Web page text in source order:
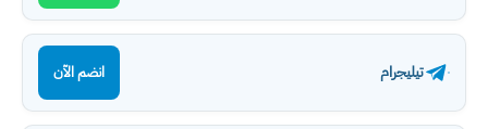
تيليجرام انضم الآن